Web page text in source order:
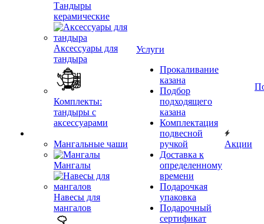
Тандыры
керамические
Аксессуары для
тандыра
Комплекты:
тандыры с
аксессуарами
Мангальные чаши
Мангалы
Навесы для
мангалов
Услуги
Прокаливание
казана
Подбор
подходящего
казана
Комплектация
подвесной
ручкой
Доставка к
определенному
времени
Подарочкая
упаковка
Подарочный
сертификат
Акции